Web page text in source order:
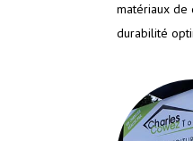
matériaux de
durabilité